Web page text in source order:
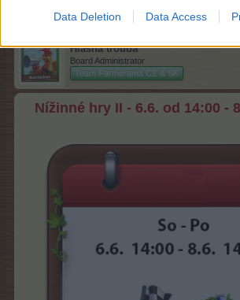
Data Deletion Data Access
Hlásná trouba
Board Administrator
Team Farmerama CZ & SK
Nížinné hry II - 6.6. od 14:00 -